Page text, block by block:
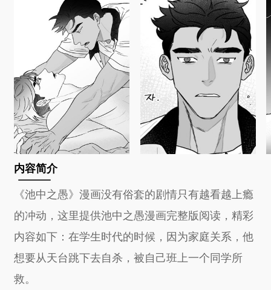
内容简介
《池中之愚》漫画没有俗套的剧情只有越看越上瘾
的冲动，这里提供池中之愚漫画完整版阅读，精彩
内容如下：在学生时代的时候，因为家庭关系，他
想要从天台跳下去自杀，被自己班上一个同学所
救。